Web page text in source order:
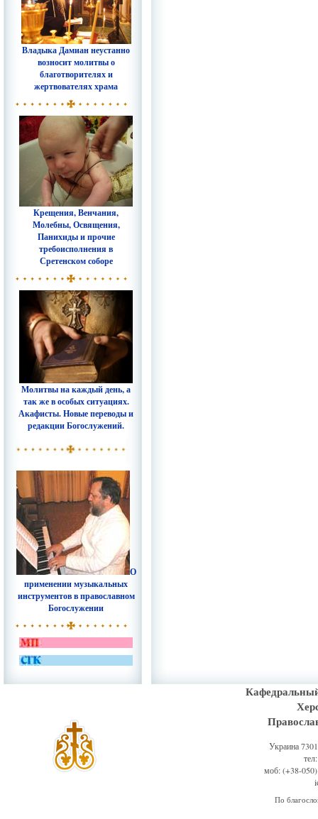
Владыка Дамиан неустанно
возносит молитвы о
благотворителях и
жертвователях храма
Крещения, Венчания,
Молебны, Освящения,
Панихиды и прочие
требоисполнения в
Сретенском соборе
Молитвы на каждый день, а
так же в особых ситуациях.
Акафисты. Новые переводы и
редакции Богослужений.
О
применении музыкальных
инструментов в православном
Богослужении
Украина
моб: (+38-
По